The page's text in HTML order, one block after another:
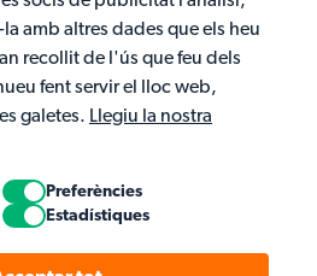
amb altres dades que els heu
recollit de l'ús que feu dels
fent servir el lloc web,
galetes. Llegiu la nostra
Preferències
Estadístiques